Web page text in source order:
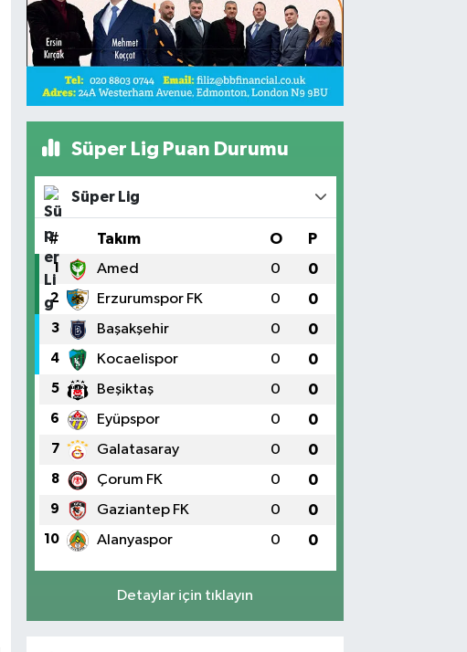
Süper Lig Puan Durumu
Süper Lig
# Takım O P
1 Amed 0 0
2 Erzurumspor FK 0 0
3 Başakşehir 0 0
4 Kocaelispor 0 0
5 Beşiktaş 0 0
6 Eyüpspor 0 0
7 Galatasaray 0 0
8 Çorum FK 0 0
9 Gaziantep FK 0 0
10 Alanyaspor 0 0
Detaylar için tıklayın